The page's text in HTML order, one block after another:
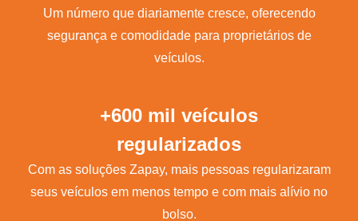
Um número que diariamente cresce, oferecendo
segurança e comodidade para proprietários de
veículos.
+600 mil veículos
regularizados
Com as soluções Zapay, mais pessoas regularizaram
seus veículos em menos tempo e com mais alívio no
bolso.